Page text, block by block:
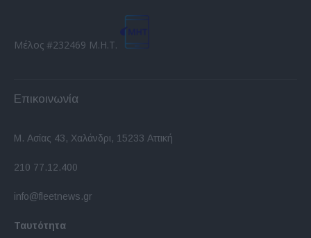
Μέλος #232469 Μ.Η.Τ.
Επικοινωνία
Μ. Ασίας 43, Χαλάνδρι, 15233 Αττική
210 77.12.400
info@fleetnews.gr
Ταυτότητα